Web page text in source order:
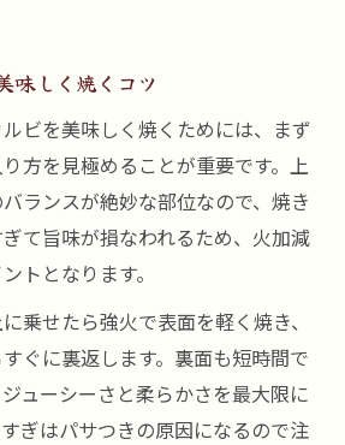
味しく焼くコツ
ビを美味しく焼くためには、まず
方を見極めることが重要です。上
ランスが絶妙な部位なので、焼き
て旨味が損なわれるため、火加減
トとなります。
乗せたら強火で表面を軽く焼き、
ぐに裏返します。裏面も短時間で
ューシーさと柔らかさを最大限に
ぎはパサつきの原因になるので注